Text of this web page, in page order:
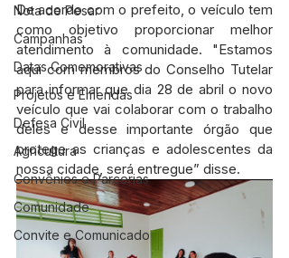
Nota de Pesar
Campanhas
Datas Comemorativas
Projetos e Emendas
Defesa Civil
Agricultura
Convênios e Parcerias
Comunidade
Convite e Comunicado
De acordo com o prefeito, o veículo tem
como objetivo proporcionar melhor
atendimento à comunidade. "Estamos
aqui com membros do Conselho Tutelar
para informar que dia 28 de abril o novo
veículo que vai colaborar com o trabalho
deles e desse importante órgão que
protege as crianças e adolescentes da
nossa cidade, será entregue” disse.